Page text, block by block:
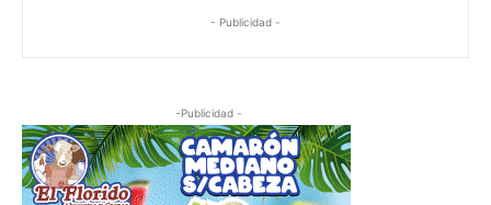
- Publicidad -
-Publicidad -